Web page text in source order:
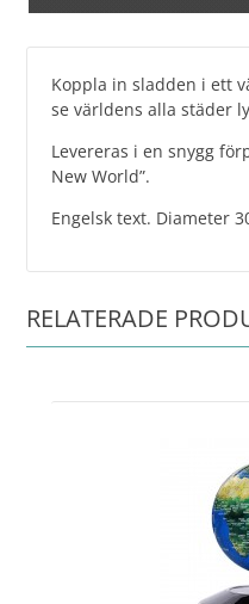
Koppla in sladden i ett
se världens alla städer
Levereras i en snygg
New World”.
Engelsk text. Diameter
RELATERADE